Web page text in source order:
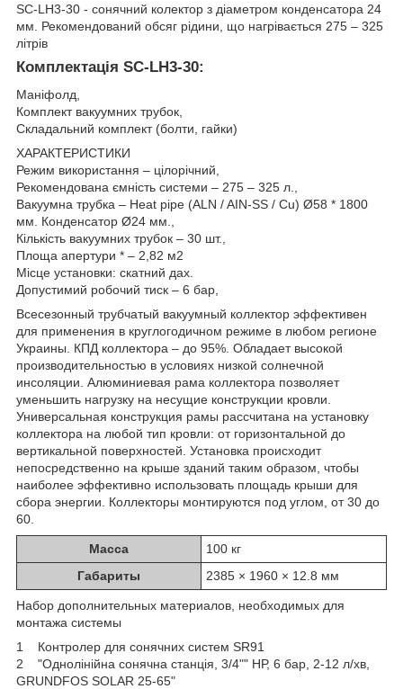
SC-LH3-30 - сонячний колектор з діаметром конденсатора 24
мм. Рекомендований обсяг рідини, що нагрівається 275 – 325
літрів
Комплектація SC-LH3-30:
Маніфолд,
Комплект вакуумних трубок,
Складальний комплект (болти, гайки)
ХАРАКТЕРИСТИКИ
Режим використання – цілорічний,
Рекомендована ємність системи – 275 – 325 л.,
Вакуумна трубка – Heat pipe (ALN / AIN-SS / Cu) Ø58 * 1800
мм. Конденсатор Ø24 мм.,
Кількість вакуумних трубок – 30 шт.,
Площа апертури * – 2,82 м2
Місце установки: скатний дах.
Допустимий робочий тиск – 6 бар,
Всесезонный трубчатый вакуумный коллектор эффективен
для применения в круглогодичном режиме в любом регионе
Украины. КПД коллектора – до 95%. Обладает высокой
производительностью в условиях низкой солнечной
инсоляции. Алюминиевая рама коллектора позволяет
уменьшить нагрузку на несущие конструкции кровли.
Универсальная конструкция рамы рассчитана на установку
коллектора на любой тип кровли: от горизонтальной до
вертикальной поверхностей. Установка происходит
непосредственно на крыше зданий таким образом, чтобы
наиболее эффективно использовать площадь крыши для
сбора энергии. Коллекторы монтируются под углом, от 30 до
60.
Масса
100 кг
Габариты
2385 × 1960 × 12.8 мм
Набор дополнительных материалов, необходимых для
монтажа системы
1 Контролер для сонячних систем SR91
2 "Однолінійна сонячна станція, 3/4"" НР, 6 бар, 2-12 л/хв,
GRUNDFOS SOLAR 25-65"